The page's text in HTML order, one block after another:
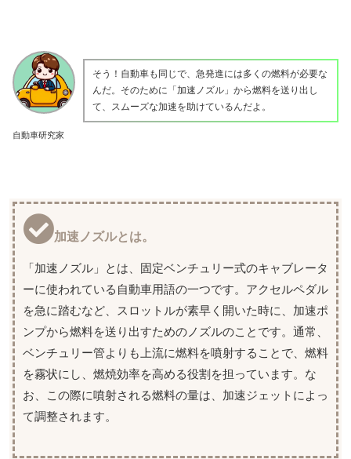
自動車研究家
そう！自動車も同じで、急発進には多くの燃料が必要な
んだ。そのために「加速ノズル」から燃料を送り出し
て、スムーズな加速を助けているんだよ。
加速ノズルとは。
「加速ノズル」とは、固定ベンチュリー式のキャブレータ
ーに使われている自動車用語の一つです。アクセルペダル
を急に踏むなど、スロットルが素早く開いた時に、加速ポ
ンプから燃料を送り出すためのノズルのことです。通常、
ベンチュリー管よりも上流に燃料を噴射することで、燃料
を霧状にし、燃焼効率を高める役割を担っています。な
お、この際に噴射される燃料の量は、加速ジェットによっ
て調整されます。